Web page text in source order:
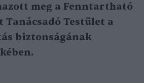
meg a Fenntartható
Testület a
biztonságának